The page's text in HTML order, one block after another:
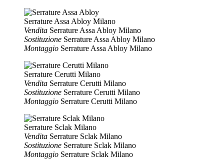
Serrature Assa Abloy Milano
Vendita Serrature Assa Abloy Milano
Sostituzione Serrature Assa Abloy Milano
Montaggio Serrature Assa Abloy Milano
Serrature Cerutti Milano
Vendita Serrature Cerutti Milano
Sostituzione Serrature Cerutti Milano
Montaggio Serrature Cerutti Milano
Serrature Sclak Milano
Vendita Serrature Sclak Milano
Sostituzione Serrature Sclak Milano
Montaggio Serrature Sclak Milano